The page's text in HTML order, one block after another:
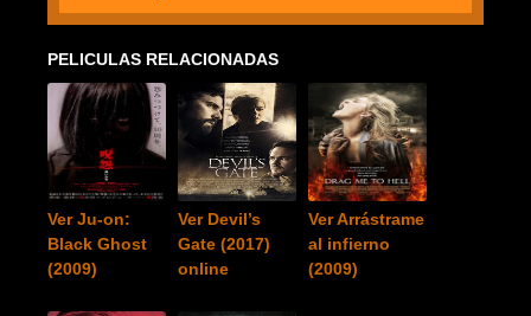
PELICULAS RELACIONADAS
Ver Ju-on:
Black Ghost
(2009)
Ver Devil’s
Gate (2017)
online
Ver Arrástrame
al infierno
(2009)